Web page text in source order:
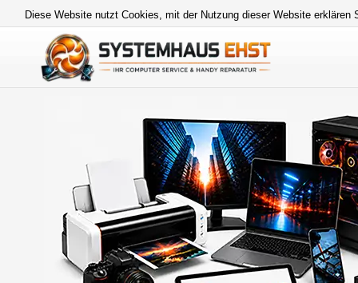
Diese Website nutzt Cookies, mit der Nutzung dieser Website